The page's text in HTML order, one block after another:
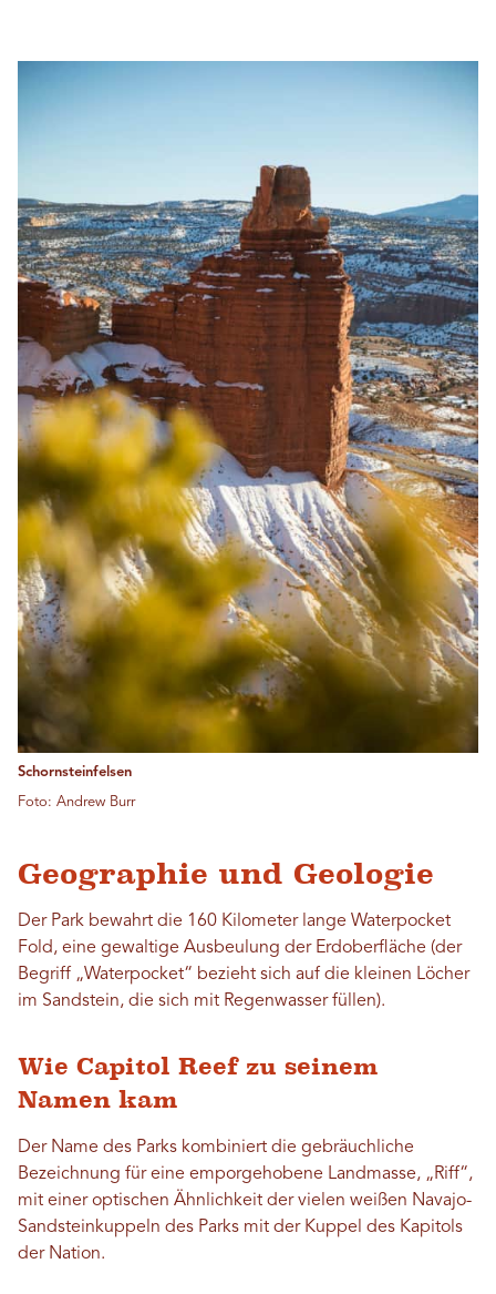
Schornsteinfelsen
Foto: Andrew Burr
Geographie und Geologie
Der Park bewahrt die 160 Kilometer lange Waterpocket
Fold, eine gewaltige Ausbeulung der Erdoberfläche (der
Begriff „Waterpocket“ bezieht sich auf die kleinen Löcher
im Sandstein, die sich mit Regenwasser füllen).
Wie Capitol Reef zu seinem
Namen kam
Der Name des Parks kombiniert die gebräuchliche
Bezeichnung für eine emporgehobene Landmasse, „Riff“,
mit einer optischen Ähnlichkeit der vielen weißen Navajo-
Sandsteinkuppeln des Parks mit der Kuppel des Kapitols
der Nation.